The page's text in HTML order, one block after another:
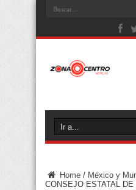
Home / México y
CONSEJO ESTATAL